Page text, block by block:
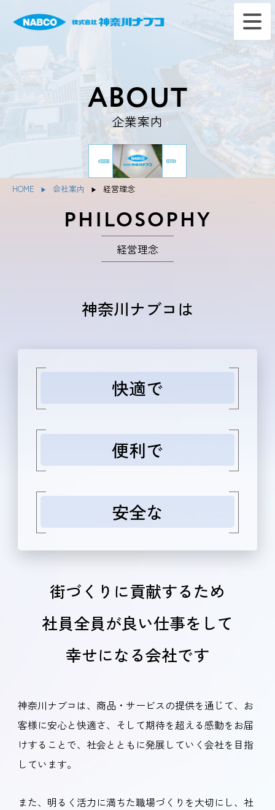
ABOUT
企業案内
HOME 会社案内 経営理念
PHILOSOPHY
経営理念
神奈川ナブコは
快適で
便利で
安全な
街づくりに貢献するため
社員全員が良い仕事をして
幸せになる会社です
神奈川ナブコは、商品・サービスの提供を通じて、お
客様に安心と快適さ、そして期待を超える感動をお届
けすることで、社会とともに発展していく会社を目指
しています。
また、明るく活力に満ちた職場づくりを大切にし、社